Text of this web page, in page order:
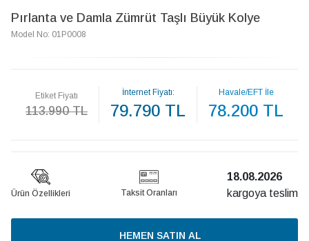
Pırlanta ve Damla Zümrüt Taşlı Büyük Kolye
Model No: 01P0008
Etiket Fiyatı
113.990 TL
İnternet Fiyatı:
79.790 TL
Havale/EFT İle
78.200 TL
Ürün Özellikleri Taksit Oranları
18.08.2026
kargoya teslim
HEMEN SATIN AL